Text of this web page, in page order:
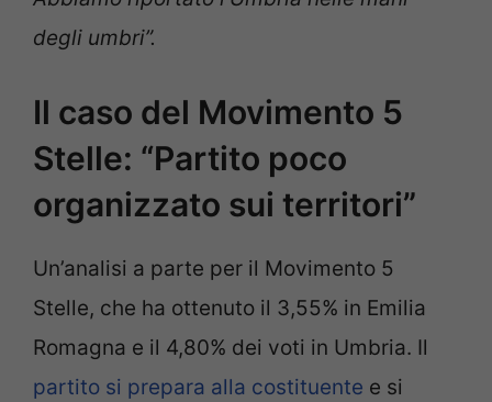
degli umbri”.
Il caso del Movimento 5
Stelle: “Partito poco
organizzato sui territori”
Un’analisi a parte per il Movimento 5
Stelle, che ha ottenuto il 3,55% in Emilia
Romagna e il 4,80% dei voti in Umbria. Il
partito si prepara alla costituente e si